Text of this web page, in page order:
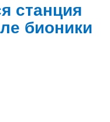
станция
бионики